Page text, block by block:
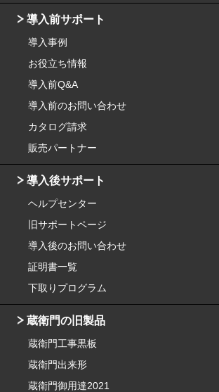
導入前サポート
導入事例
お役立ち情報
導入前Q&A
導入前のお問い合わせ
カタログ請求
販売パートナー
導入後サポート
ヘルプセンター
旧サポートページ
導入後のお問い合わせ
証明書一覧
下取りプログラム
蔵衛門の旧製品
蔵衛門工事黒板
蔵衛門出来形
蔵衛門御用達2021